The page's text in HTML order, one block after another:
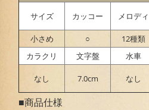
サイズ カッコー メロディ
小さめ
○ 12種類
カラクリ
文字盤 水車
なし 7.0cm なし
■商品仕様